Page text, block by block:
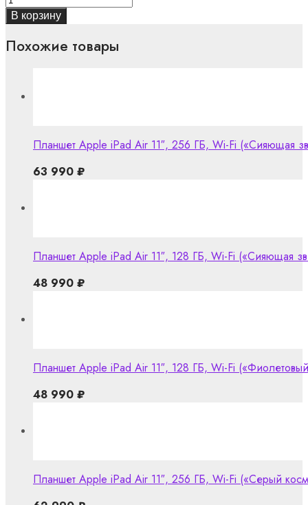
В корзину
Похожие товары
Планшет Apple iPad Air 11″, 256 ГБ, Wi-Fi («Сияющая
63 990 ₽
Планшет Apple iPad Air 11″, 128 ГБ, Wi-Fi («Сияющая
48 990 ₽
Планшет Apple iPad Air 11″, 128 ГБ, Wi-Fi
48 990 ₽
Планшет Apple iPad Air 11″, 256 ГБ, Wi-Fi («Серый